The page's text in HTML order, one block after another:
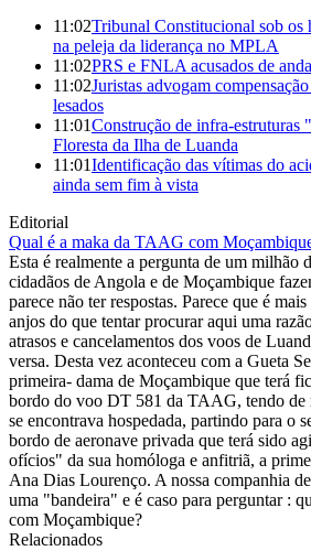
11:02Tribunal Constitucional sob os
na peleja da liderança no MPLA
11:02PRS e FNLA acusados de
11:02Juristas advogam
lesados
11:01Construção de infra-estruturas
Floresta da Ilha de Luanda
11:01Identificação das vítimas do
ainda sem fim à vista
Editorial
Qual é a maka da TAAG com
Esta é realmente a pergunta de um milhão
cidadãos de Angola e de Moçambique
parece não ter respostas. Parece que é
anjos do que tentar procurar aqui uma
atrasos e cancelamentos dos voos de
versa. Desta vez aconteceu com a Gueta
primeira- dama de Moçambique que terá
bordo do voo DT 581 da TAAG, tendo de
se encontrava hospedada, partindo para o
bordo de aeronave privada que terá sido
ofícios" da sua homóloga e anfitriã, a
Ana Dias Lourenço. A nossa companhia
uma "bandeira" e é caso para perguntar :
com Moçambique?
Relacionados